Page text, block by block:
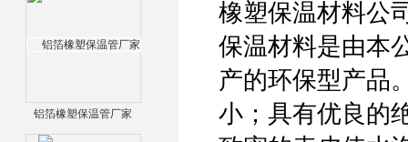
铝箔橡塑保温管厂家
橡塑保温材料公
保温材料是由本
产的环保型产品
小；具有优良的